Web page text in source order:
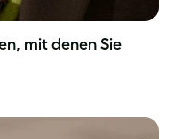
mit denen Sie